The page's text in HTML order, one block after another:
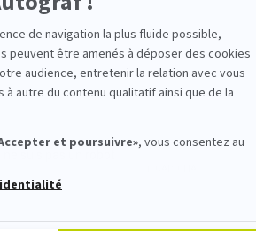
de navigation la plus fluide possible,
peuvent être amenés à déposer des cookies
audience, entretenir la relation avec vous
autre du contenu qualitatif ainsi que de la
et poursuivre», vous consentez au
Consentement : Personnalisez vos
universités concernées.